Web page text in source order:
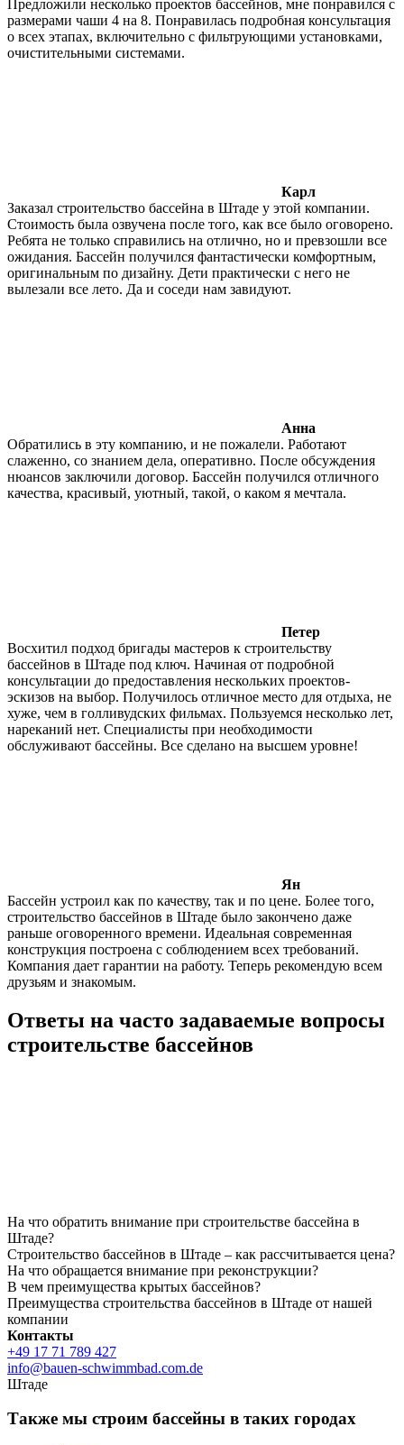
Предложили несколько проектов бассейнов, мне понравился с
размерами чаши 4 на 8. Понравилась подробная консультация
о всех этапах, включительно с фильтрующими установками,
очистительными системами.
Карл
Заказал строительство бассейна в Штаде у этой компании.
Стоимость была озвучена после того, как все было оговорено.
Ребята не только справились на отлично, но и превзошли все
ожидания. Бассейн получился фантастически комфортным,
оригинальным по дизайну. Дети практически с него не
вылезали все лето. Да и соседи нам завидуют.
Анна
Обратились в эту компанию, и не пожалели. Работают
слаженно, со знанием дела, оперативно. После обсуждения
нюансов заключили договор. Бассейн получился отличного
качества, красивый, уютный, такой, о каком я мечтала.
Петер
Восхитил подход бригады мастеров к строительству
бассейнов в Штаде под ключ. Начиная от подробной
консультации до предоставления нескольких проектов-
эскизов на выбор. Получилось отличное место для отдыха, не
хуже, чем в голливудских фильмах. Пользуемся несколько лет,
нареканий нет. Специалисты при необходимости
обслуживают бассейны. Все сделано на высшем уровне!
Ян
Бассейн устроил как по качеству, так и по цене. Более того,
строительство бассейнов в Штаде было закончено даже
раньше оговоренного времени. Идеальная современная
конструкция построена с соблюдением всех требований.
Компания дает гарантии на работу. Теперь рекомендую всем
друзьям и знакомым.
Ответы на часто задаваемые вопросы
строительстве бассейнов
На что обратить внимание при строительстве бассейна в
Штаде?
Строительство бассейнов в Штаде – как рассчитывается цена?
На что обращается внимание при реконструкции?
В чем преимущества крытых бассейнов?
Преимущества строительства бассейнов в Штаде от нашей
компании
Контакты
+49 17 71 789 427
info@bauen-schwimmbad.com.de
Штаде
Также мы строим бассейны в таких городах